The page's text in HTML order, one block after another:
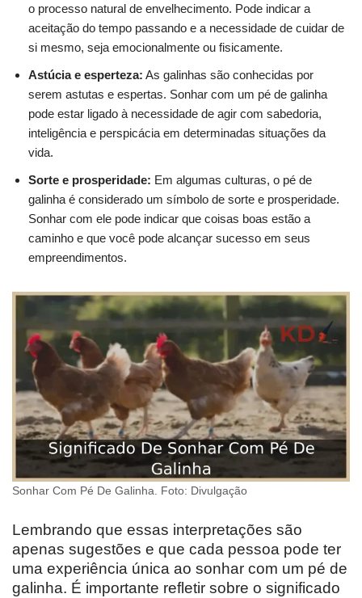
o processo natural de envelhecimento. Pode indicar a
aceitação do tempo passando e a necessidade de cuidar de
si mesmo, seja emocionalmente ou fisicamente.
Astúcia e esperteza: As galinhas são conhecidas por
serem astutas e espertas. Sonhar com um pé de galinha
pode estar ligado à necessidade de agir com sabedoria,
inteligência e perspicácia em determinadas situações da
vida.
Sorte e prosperidade: Em algumas culturas, o pé de
galinha é considerado um símbolo de sorte e prosperidade.
Sonhar com ele pode indicar que coisas boas estão a
caminho e que você pode alcançar sucesso em seus
empreendimentos.
Sonhar Com Pé De Galinha. Foto: Divulgação
Lembrando que essas interpretações são
apenas sugestões e que cada pessoa pode ter
uma experiência única ao sonhar com um pé de
galinha. É importante refletir sobre o significado